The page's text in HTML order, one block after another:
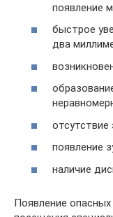
появление
быстрое
два
отсутствие
появление
наличие
Появление